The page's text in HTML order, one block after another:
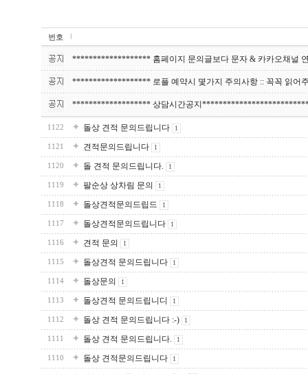
번호
******************* 홈페이지 문의글보다 문자 & 카카오채널
******************* 로플 예약시 몇가지 주의사항 :: 꼭꼭 읽
******************* 상담시간공지
1122 돌상 견적 문의드립니다 1
1121 견적문의드립니다 1
1120 돌 견적 문의드립니다. 1
1119 팔순상 상차림 문의 1
1118 돌상견적문의드립드 1
1117 돌상견적문의드립니다 1
1116 견적 문의 1
1115 돌상견적 문의드립니다 1
1114 돌상문의 1
1113 돌상견적 문의드립니디 1
1112 돌상 견적 문의드립니다 :-) 1
1111 돌상 견적 문의드립니다. 1
1110 돌상 견적문의드립니다 1